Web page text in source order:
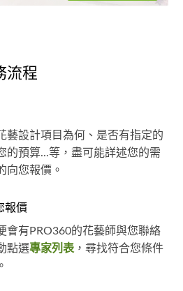
流程
藝設計項目為何、是否有指定的
的預算...等，盡可能詳述您的需
向您報價。
報價
會有PRO360的花藝師與您聯絡
點選專家列表 ，尋找符合您條件